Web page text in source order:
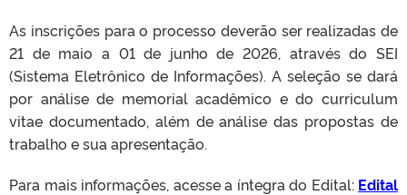
As inscrições para o processo deverão ser realizadas de
21 de maio a 01 de junho de 2026, através do SEI
(Sistema Eletrônico de Informações). A seleção se dará
por análise de memorial acadêmico e do curriculum
vitae documentado, além de análise das propostas de
trabalho e sua apresentação.
Para mais informações, acesse a íntegra do Edital: Edital